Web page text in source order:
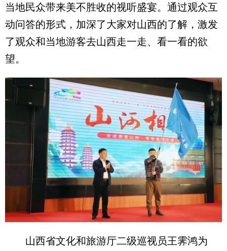
当地民众带来美不胜收的视听盛宴。通过观众互
动问答的形式，加深了大家对山西的了解，激发
了观众和当地游客去山西走一走、看一看的欲
望。
山西省文化和旅游厅二级巡视员王霁鸿为